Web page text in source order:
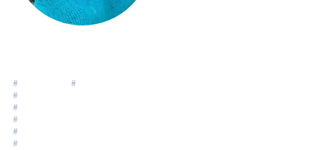
#ライフコーチ #ワーキングママ
#セカンドキャリア
#楽しんで生きる
#ワークライフバランス
#リーダーシップ
#コミュニケーション